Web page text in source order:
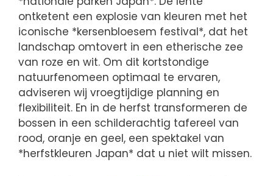
ontketent een explosie van kleuren met het
iconische *kersenbloesem festival*, dat het
landschap omtovert in een etherische zee
van roze en wit. Om dit kortstondige
natuurfenomeen optimaal te ervaren,
adviseren wij vroegtijdige planning en
flexibiliteit. En in de herfst transformeren de
bossen in een schilderachtig tafereel van
rood, oranje en geel, een spektakel van
*herfstkleuren Japan* dat u niet wilt missen.